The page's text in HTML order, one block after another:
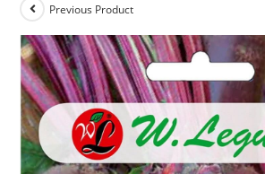
Previous Product